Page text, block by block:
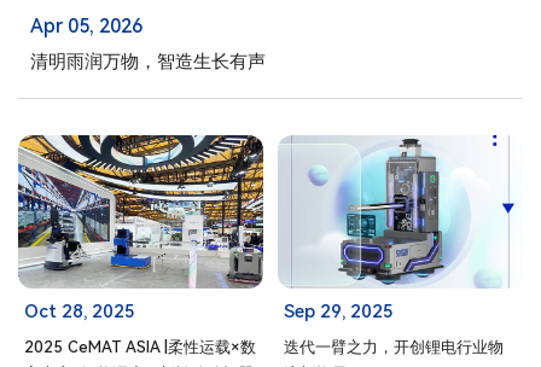
Apr 05, 2026
清明雨润万物，智造生长有声
Oct 28, 2025
2025 CeMAT ASIA |柔性运载×数
Sep 29, 2025
迭代一臂之力，开创锂电行业物